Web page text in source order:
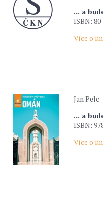
... a
ISBN:
Více o
Jan Pelc
... a
ISBN:
Více o